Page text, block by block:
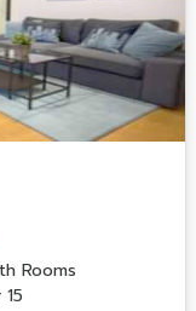
Rooms